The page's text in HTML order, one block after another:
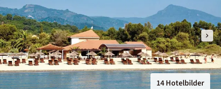
14 Hotelbilder